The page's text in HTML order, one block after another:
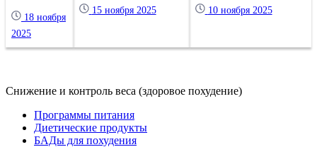
18 ноября
2025
15 ноября 2025 10 ноября 2025
Снижение и контроль веса (здоровое похудение)
Программы питания
Диетические продукты
БАДы для похудения